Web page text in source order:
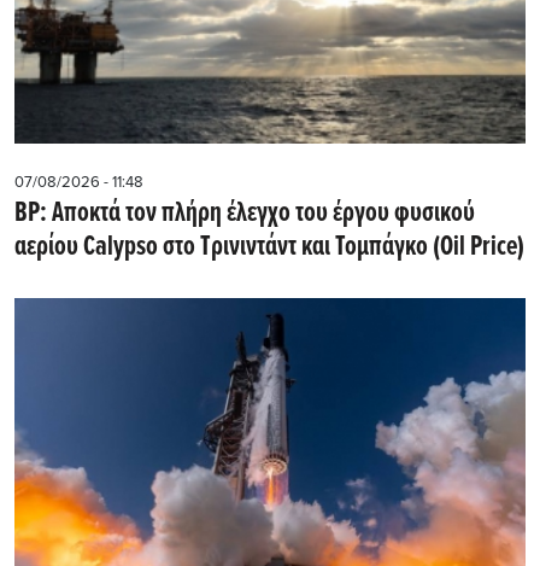
07/08/2026 - 11:48
BP: Αποκτά τον πλήρη έλεγχο του έργου φυσικού
αερίου Calypso στο Τρινιντάντ και Τομπάγκο (Oil Price)